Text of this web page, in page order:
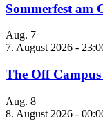
Sommerfest am
Aug. 7
7. August 2026 -
The Off
Aug. 8
8. August 2026 -